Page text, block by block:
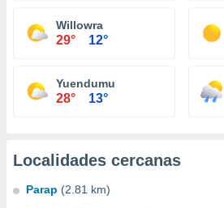
Willowra
29° 12°
Yuendumu
28° 13°
Localidades cercanas
Parap (2.81 km)